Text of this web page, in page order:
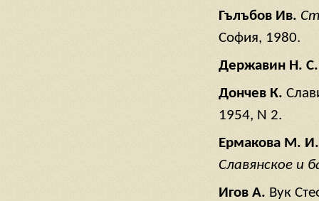
Гълъбов Ив.
София, 1980.
Державин Н.
Дончев К.
1954, N 2.
Ермакова М.
Славянское и
Игов А. Вук